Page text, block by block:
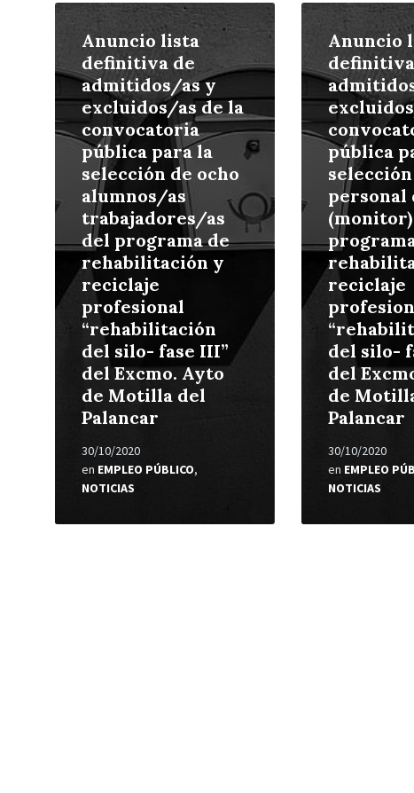
Anuncio lista
definitiva de
admitidos/as y
excluidos/as de la
convocatoria
pública para la
selección de ocho
alumnos/as
trabajadores/as
del programa de
rehabilitación y
reciclaje
profesional
“rehabilitación
del silo- fase III”
del Excmo. Ayto
de Motilla del
Palancar
30/10/2020
en EMPLEO PÚBLICO,
NOTICIAS
Leer
más
Anuncio
pública
personal
reciclaje
del silo-
del
de
Palancar
30/10/2020
en EMPLEO
NOTICIAS
Leer
más